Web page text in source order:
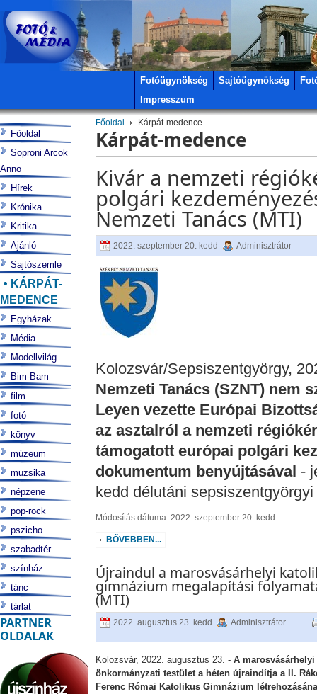
Fotóügynökség Sajtóügynökség
Impresszum
Főoldal Kárpát-medence
Kárpát-medence
Kivár a nemzeti
polgári
Nemzeti Tanács (MTI)
2022. szeptember 20. kedd Adminisztrátor
Kolozsvár/Sepsiszentgyörgy,
Nemzeti Tanács (SZNT) nem
Leyen vezette Európai
az asztalról a nemzeti
támogatott európai polgári
dokumentum benyújtásával -
kedd délutáni
Módosítás dátuma: 2022. szeptember 20. kedd
BŐVEBBEN...
Újraindul a marosvásárhelyi
gimnázium megalapítási
(MTI)
2022. augusztus 23. kedd Adminisztrátor
Kolozsvár, 2022. augusztus 23. - A marosvásárhelyi
önkormányzati testület a héten újraindítja a II.
Ferenc Római Katolikus Gimnázium
Főoldal
Soproni Arcok
Anno
Hírek
Krónika
Kritika
Ajánló
Sajtószemle
KÁRPÁT-
MEDENCE
Egyházak
Média
Modellvilág
Bim-Bam
film
fotó
könyv
múzeum
muzsika
népzene
pop-rock
pszicho
szabadtér
színház
tánc
tárlat
PARTNER
OLDALAK